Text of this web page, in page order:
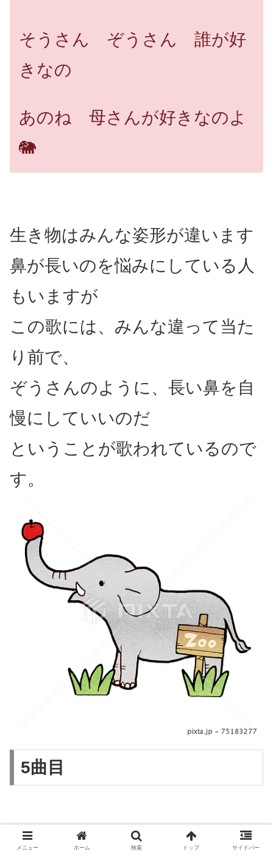
そうさん ぞうさん 誰が好
きなの
あのね 母さんが好きなのよ
🐘
生き物はみんな姿形が違います
鼻が長いのを悩みにしている人
もいますが
この歌には、みんな違って当た
り前で、
ぞうさんのように、長い鼻を自
慢にしていいのだ
ということが歌われているので
す。
5曲目
ヒント1 子どものころ、よ
メニュー ホーム 検索 トップ サイドバー